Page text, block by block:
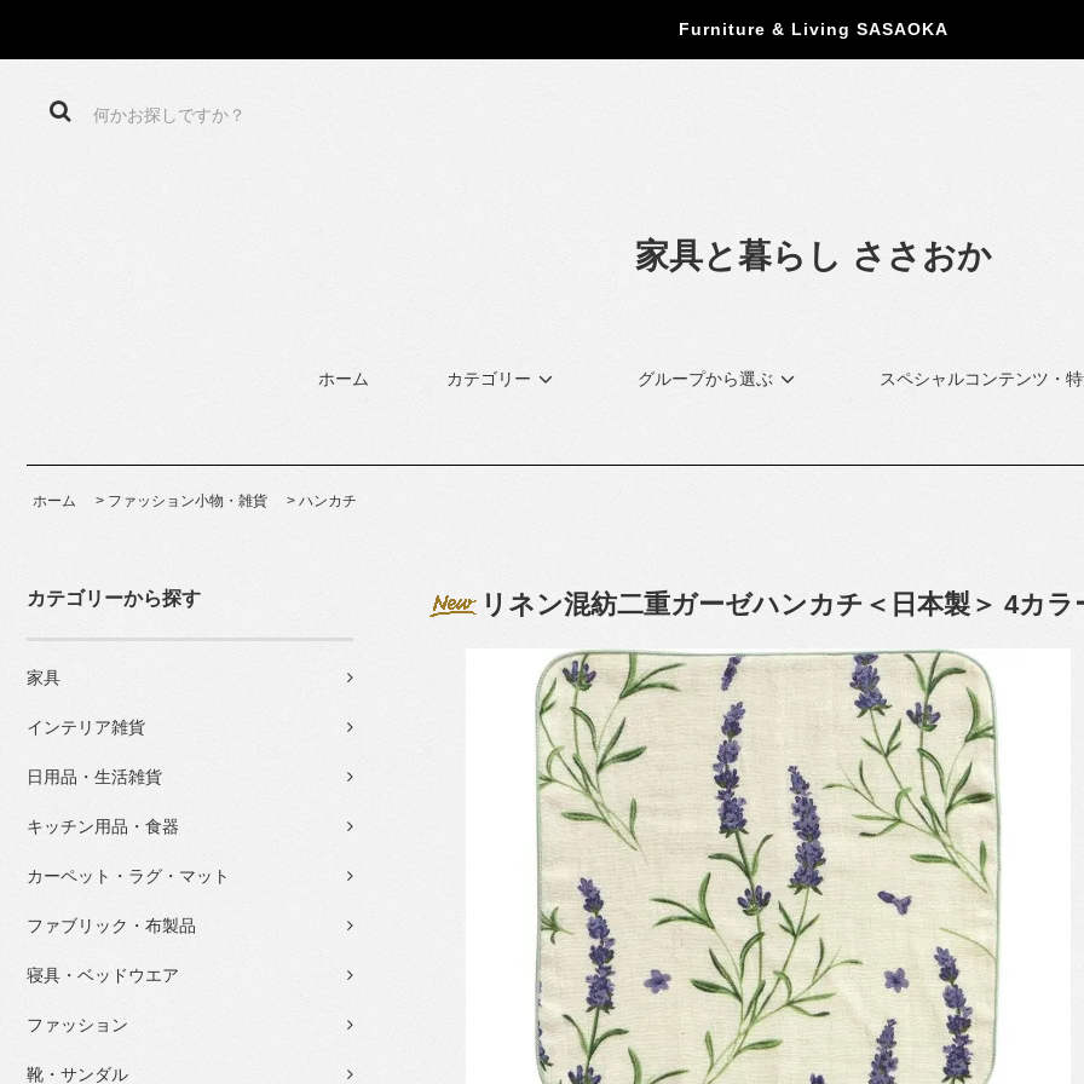
Furniture & Living SASAOKA
家具と暮らし ささおか
ホーム カテゴリー グループから選ぶ スペシャルコンテンツ・
ホーム > ファッション小物・雑貨 > ハンカチ
カテゴリーから探す
家具
インテリア雑貨
日用品・生活雑貨
キッチン用品・食器
カーペット・ラグ・マット
ファブリック・布製品
寝具・ベッドウエア
ファッション
靴・サンダル
リネン混紡二重ガーゼハンカチ＜日本製＞ 4カラ